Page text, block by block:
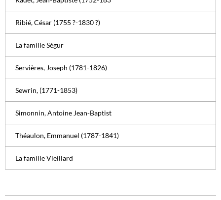
Ribié, César (1755 ?-1830 ?)
La famille Ségur
Servières, Joseph (1781-1826)
Sewrin, (1771-1853)
Simonnin, Antoine Jean-Baptist
Théaulon, Emmanuel (1787-1841)
La famille Vieillard